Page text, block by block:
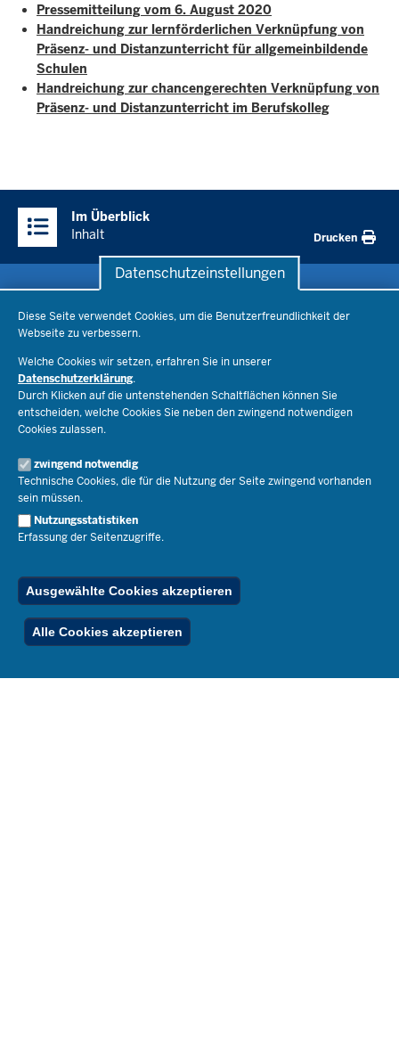
Datenschutzeinstellungen
Diese Seite verwendet Cookies, um die Benutzerfreundlichkeit der
Webseite zu verbessern.
Welche Cookies wir setzen, erfahren Sie in unserer
Datenschutzerklärung.
Durch Klicken auf die untenstehenden Schaltflächen können Sie
entscheiden, welche Cookies Sie neben den zwingend notwendigen
Cookies zulassen.
zwingend notwendig
Technische Cookies, die für die Nutzung der Seite zwingend vorhanden
sein müssen.
Nutzungsstatistiken
Erfassung der Seitenzugriffe.
Ausgewählte Cookies akzeptieren
Alle Cookies akzeptieren
Pressemitteilung vom 6. August 2020
Handreichung zur lernförderlichen Verknüpfung von
Präsenz- und Distanzunterricht für allgemeinbildende
Schulen
Handreichung zur chancengerechten Verknüpfung von
Präsenz- und Distanzunterricht im Berufskolleg
Inhalte
Im Überblick
Inhalt
Drucken
Bildungsthemen
Lehrkräfte
Recht
Schulleben
Ministerium
Ministerin Dorothee Feller
Staatssekretär Dr. Urban Mauer
Open Government
Bibliothek
Veranstaltungen
Geschäftsbereich
Presse
Pressefotos
Social Media
Pressekontakt
Service
Schule(n) suchen
Kontakt
Der Weg zu uns
Publikationen
RSS-Feed
Ferienordnung
© 2026 Bildungsportal NRW
Below
Footer
Menu
Inhalt Impressum Datenschutz